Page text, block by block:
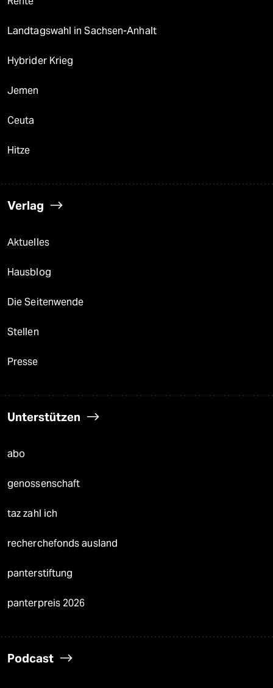
Landtagswahl in Sachsen-Anhalt
Hybrider Krieg
Jemen
Ceuta
Hitze
Verlag
Aktuelles
Hausblog
Die Seitenwende
Stellen
Presse
Unterstützen
abo
genossenschaft
taz zahl ich
recherchefonds ausland
panterstiftung
panterpreis 2026
Podcast